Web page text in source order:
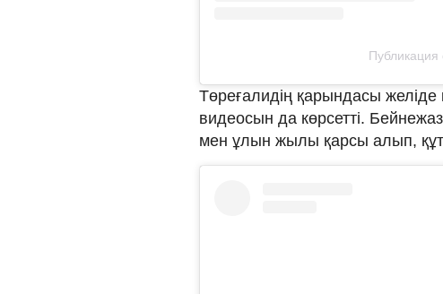
Публикация
Төреғалидің қарындасы желіде
видеосын да көрсетті.
мен ұлын жылы қарсы алып,